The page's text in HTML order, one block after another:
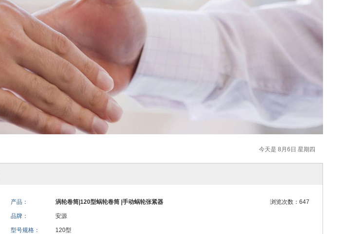
今天是 8月6日 星期四
产品： 浏览次数：647
涡轮卷筒|120型蜗轮卷筒 |手动蜗轮张紧器
品牌： 安源
型号规格： 120型